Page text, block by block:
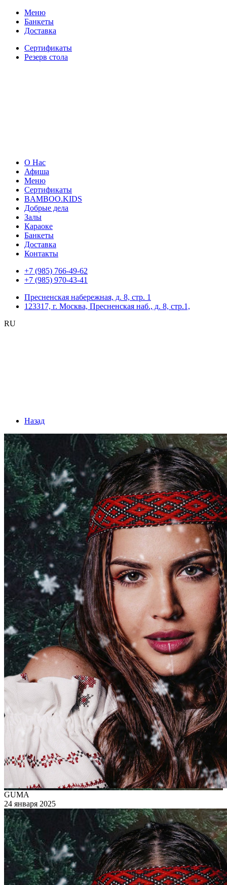
Меню
Банкеты
Доставка
Сертификаты
Резерв стола
О Нас
Афиша
Меню
Сертификаты
BAMBOO.KIDS
Добрые дела
Залы
Караоке
Банкеты
Доставка
Контакты
+7 (985) 766-49-62
+7 (985) 970-43-41
Пресненская набережная, д. 8, стр. 1
123317, г. Москва, Пресненская наб., д. 8, стр.1,
RU
Назад
GUMA
24 января 2025